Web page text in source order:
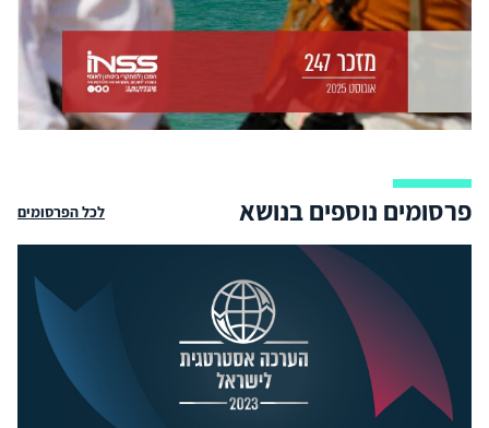
פרסומים נוספים בנושא לכל הפרסומים